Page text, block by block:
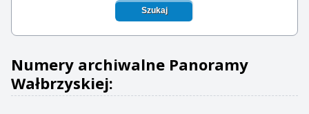
Szukaj
Numery archiwalne Panoramy
Wałbrzyskiej: